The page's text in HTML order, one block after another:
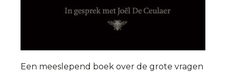
Een meeslepend boek over de grote vragen